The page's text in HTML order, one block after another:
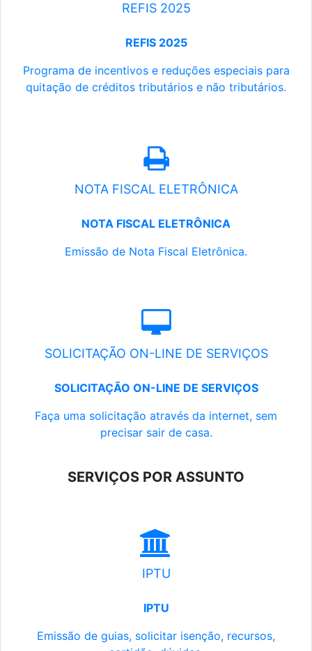
REFIS 2025
REFIS 2025
Programa de incentivos e reduções especiais para
quitação de créditos tributários e não tributários.
NOTA FISCAL ELETRÔNICA
NOTA FISCAL ELETRÔNICA
Emissão de Nota Fiscal Eletrônica.
SOLICITAÇÃO ON-LINE DE SERVIÇOS
SOLICITAÇÃO ON-LINE DE SERVIÇOS
Faça uma solicitação através da internet, sem
precisar sair de casa.
SERVIÇOS POR ASSUNTO
IPTU
IPTU
Emissão de guias, solicitar isenção, recursos,